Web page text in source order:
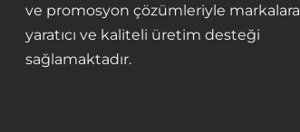
ve promosyon çözümleriyle markalara
yaratıcı ve kaliteli üretim desteği
sağlamaktadır.